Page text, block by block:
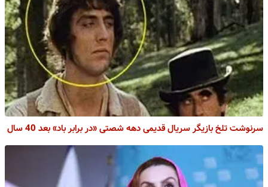
سرنوشت تلخ بازیگر سریال قدیمی دهه شصتی «در برابر باد» بعد 40 سال